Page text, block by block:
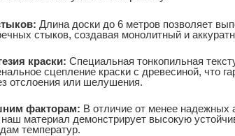
Длина доски до 6 метров позволяет
стыков, создавая монолитный и
краски: Специальная тонкопильная
сцепление краски с древесиной, что
отслоения или шелушения.
факторам: В отличие от менее надежных
наш материал демонстрирует высокую
температур.